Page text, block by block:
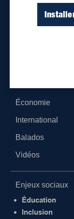
Économie
International
Balados
Vidéos
Enjeux sociaux
Éducation
Inclusion